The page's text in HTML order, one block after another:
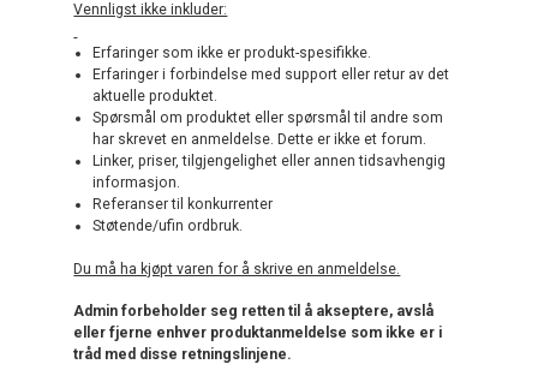
Vennligst ikke inkluder:
Erfaringer som ikke er produkt-spesifikke.
Erfaringer i forbindelse med support eller retur av det
aktuelle produktet.
Spørsmål om produktet eller spørsmål til andre som
har skrevet en anmeldelse. Dette er ikke et forum.
Linker, priser, tilgjengelighet eller annen tidsavhengig
informasjon.
Referanser til konkurrenter
Støtende/ufin ordbruk.
Du må ha kjøpt varen for å skrive en anmeldelse.
Admin forbeholder seg retten til å akseptere, avslå
eller fjerne enhver produktanmeldelse som ikke er i
tråd med disse retningslinjene.